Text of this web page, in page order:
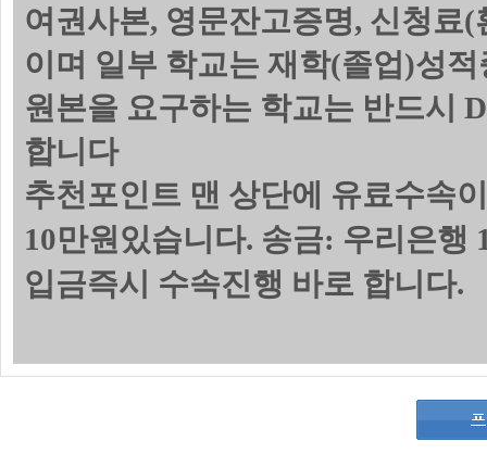
여권사본, 영문잔고증명, 신청료(
이며 일부 학교는 재학(졸업)성
원본을 요구하는 학교는 반드시
합니다
추천포인트 맨 상단에 유료수속
10만원있습니다. 송금: 우리은행
입금즉시 수속진행 바로 합니다.